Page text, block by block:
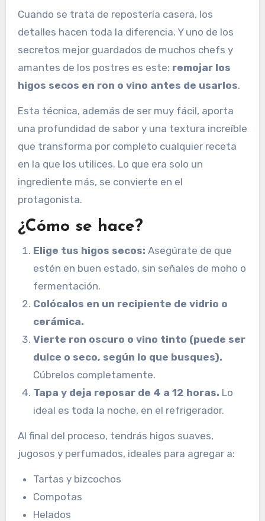
Cuando se trata de repostería casera, los
detalles hacen toda la diferencia. Y uno de los
secretos mejor guardados de muchos chefs y
amantes de los postres es este: remojar los
higos secos en ron o vino antes de usarlos.
Esta técnica, además de ser muy fácil, aporta
una profundidad de sabor y una textura increíble
que transforma por completo cualquier receta
en la que los utilices. Lo que era solo un
ingrediente más, se convierte en el
protagonista.
¿Cómo se hace?
Elige tus higos secos: Asegúrate de que
estén en buen estado, sin señales de moho o
fermentación.
Colócalos en un recipiente de vidrio o
cerámica.
Vierte ron oscuro o vino tinto (puede ser
dulce o seco, según lo que busques).
Cúbrelos completamente.
Tapa y deja reposar de 4 a 12 horas. Lo
ideal es toda la noche, en el refrigerador.
Al final del proceso, tendrás higos suaves,
jugosos y perfumados, ideales para agregar a:
Tartas y bizcochos
Compotas
Helados